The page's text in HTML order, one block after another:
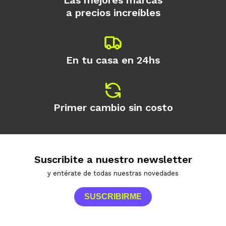
a precios increíbles
En tu casa en 24hs
Primer cambio sin costo
Suscribite a nuestro newsletter
y entérate de todas nuestras novedades
SUSCRIBIRME